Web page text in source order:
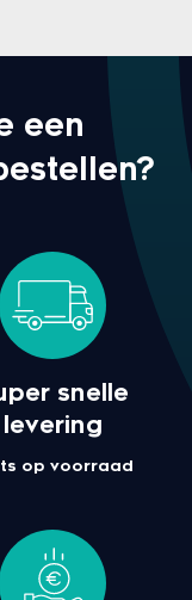
een
snelle
levering
op voorraad